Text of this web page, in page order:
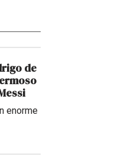
de
enorme